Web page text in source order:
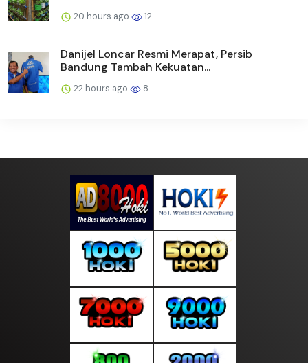
20 hours ago 12
Danijel Loncar Resmi Merapat, Persib
Bandung Tambah Kekuatan...
22 hours ago 8